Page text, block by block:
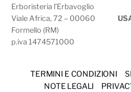
Erboristeria l’Erbavoglio
Viale Africa, 72 – 00060
Formello (RM)
p.iva 1474571000
TERMINI E CONDIZIONI
NOTE LEGALI